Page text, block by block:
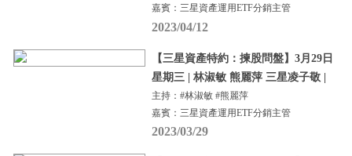
嘉賓：三星資產運用ETF分銷主管
2023/04/12
【三星資產特約：揀股問盤】3月29日
星期三 | 林淑敏 熊麗萍 三星凌子敬 |
主持：#林淑敏 #熊麗萍
嘉賓：三星資產運用ETF分銷主管
2023/03/29